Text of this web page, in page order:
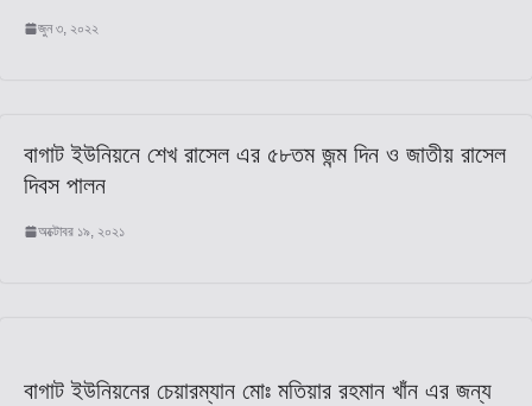
জুন ৩, ২০২২
বাগাট ইউনিয়নে শেখ রাসেল এর ৫৮তম জন্ম দিন ও জাতীয় রাসেল
দিবস পালন
অক্টোবর ১৯, ২০২১
বাগাট ইউনিয়নের চেয়ারম্যান মোঃ মতিয়ার রহমান খাঁন এর জন্য